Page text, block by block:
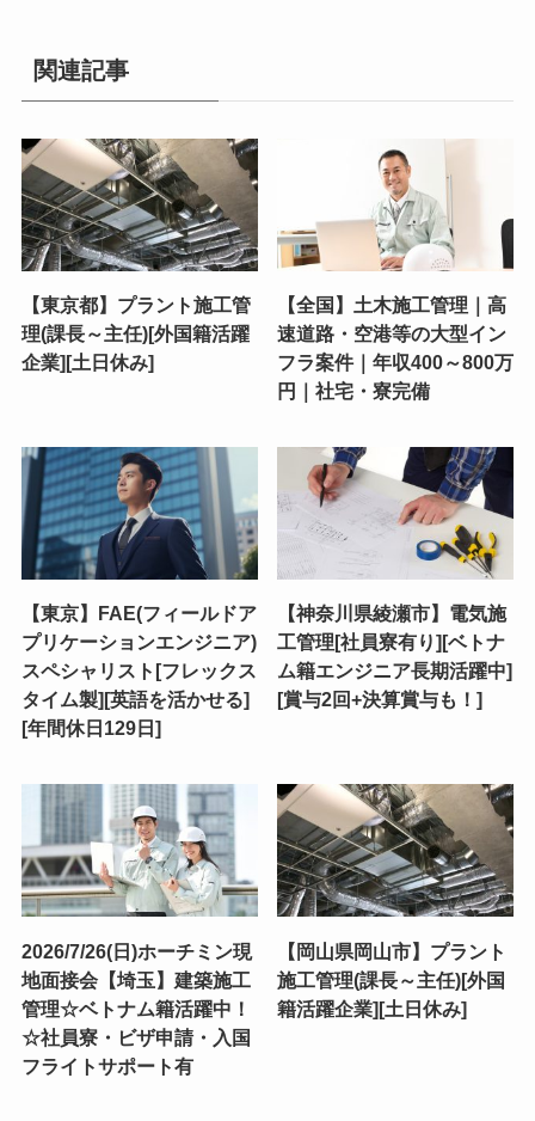
関連記事
【東京都】プラント施工管
理(課長～主任)[外国籍活躍
企業][土日休み]
【全国】土木施工管理｜高
速道路・空港等の大型イン
フラ案件｜年収400～800万
円｜社宅・寮完備
【東京】FAE(フィールドア
プリケーションエンジニア)
スペシャリスト[フレックス
タイム製][英語を活かせる]
[年間休日129日]
【神奈川県綾瀬市】電気施
工管理[社員寮有り][ベトナ
ム籍エンジニア長期活躍中]
[賞与2回+決算賞与も！]
2026/7/26(日)ホーチミン現
地面接会【埼玉】建築施工
管理☆ベトナム籍活躍中！
☆社員寮・ビザ申請・入国
フライトサポート有
【岡山県岡山市】プラント
施工管理(課長～主任)[外国
籍活躍企業][土日休み]